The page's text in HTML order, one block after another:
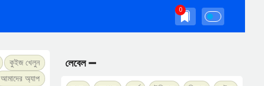
কুইজ খেলুন
আমাদের অ্যাপ
লেবেল ➖